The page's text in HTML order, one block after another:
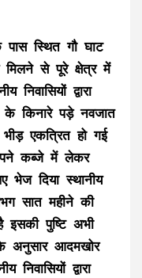
पास स्थित गौ घाट
से पूरे क्षेत्र में
द्वारा
के किनारे पड़े नवजात
एकत्रित हो गई
कब्जे में लेकर
भेज दिया स्थानीय
सात महीने की
इसकी पुष्टि अभी
अनुसार आदमखोर
द्वारा